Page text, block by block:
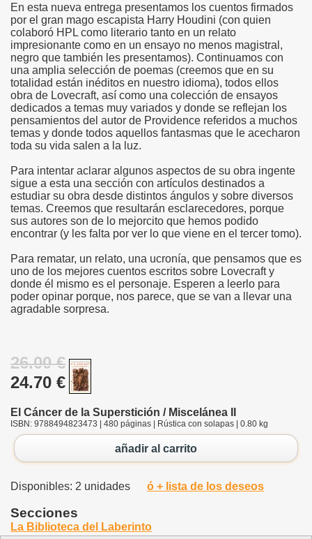
En esta nueva entrega presentamos los cuentos firmados
por el gran mago escapista Harry Houdini (con quien
colaboró HPL como literario tanto en un relato
impresionante como en un ensayo no menos magistral,
negro que también les presentamos). Continuamos con
una amplia selección de poemas (creemos que en su
totalidad están inéditos en nuestro idioma), todos ellos
obra de Lovecraft, así como una colección de ensayos
dedicados a temas muy variados y donde se reflejan los
pensamientos del autor de Providence referidos a muchos
temas y donde todos aquellos fantasmas que le acecharon
toda su vida salen a la luz.
Para intentar aclarar algunos aspectos de su obra ingente
sigue a esta una sección con artículos destinados a
estudiar su obra desde distintos ángulos y sobre diversos
temas. Creemos que resultarán esclarecedores, porque
sus autores son de lo mejorcito que hemos podido
encontrar (y les falta por ver lo que viene en el tercer tomo).
Para rematar, un relato, una ucronía, que pensamos que es
uno de los mejores cuentos escritos sobre Lovecraft y
donde él mismo es el personaje. Esperen a leerlo para
poder opinar porque, nos parece, que se van a llevar una
agradable sorpresa.
26.00 €
24.70 €
El Cáncer de la Superstición / Miscelánea II
ISBN: 9788494823473 | 480 páginas | Rústica con solapas | 0.80 kg
añadir al carrito
Disponibles: 2 unidades ó + lista de los deseos
Secciones
La Biblioteca del Laberinto